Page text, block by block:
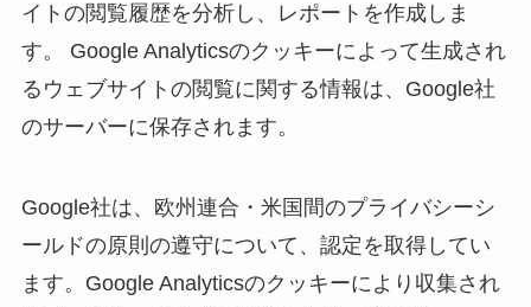
イトの閲覧履歴を分析し、レポートを作成しま
す。 Google Analyticsのクッキーによって生成され
るウェブサイトの閲覧に関する情報は、Google社
のサーバーに保存されます。
Google社は、欧州連合・米国間のプライバシーシ
ールドの原則の遵守について、認定を取得してい
ます。Google Analyticsのクッキーにより収集され